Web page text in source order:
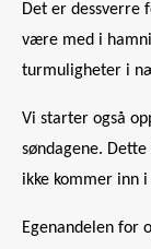
Det er dessverre
være med i
turmuligheter i
Vi starter også
søndagene.
ikke kommer inn
Egenandelen for